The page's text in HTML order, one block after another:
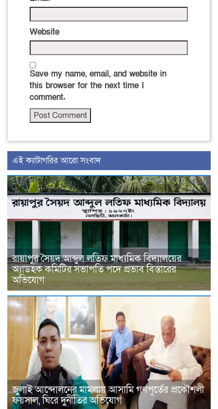
Website
Save my name, email, and website in
this browser for the next time I
comment.
‍এই ক্যাটাগরির ‍আরো সংবাদ
রায়াপুর সৈয়দ আব্দুল লতিফ মাধ্যমিক বিদ্যালয়ের
অ্যাডহক কমিটির সভাপতি পদে প্রভাব বিস্তারের
অভিযোগ
জুলাই আন্দোলনের মামলায় আসামি গণপূর্তের প্রকৌশলী
ফয়সাল, ঘিরে দুর্নীতির অভিযোগ